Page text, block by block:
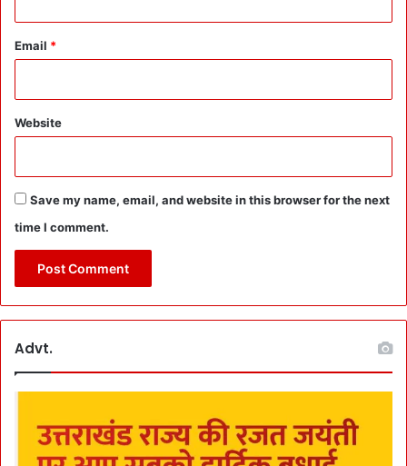
Email *
Website
Save my name, email, and website in this browser for the next
time I comment.
Advt.